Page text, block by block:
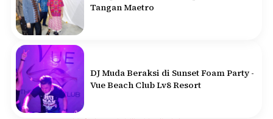
Tangan Maetro
DJ Muda Beraksi di Sunset Foam Party -
Vue Beach Club Lv8 Resort